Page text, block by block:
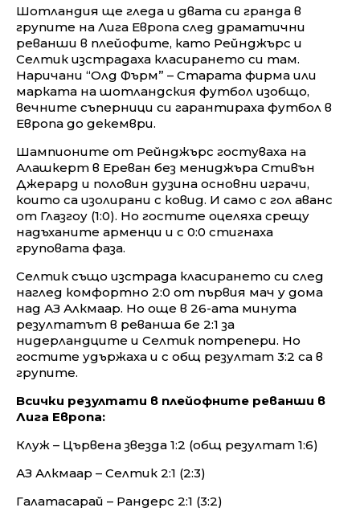
Шотландия ще гледа и двата си гранда в
групите на Лига Европа след драматични
реванши в плейофите, като Рейнджърс и
Селтик изстрадаха класирането си там.
Наричани “Олд Фърм” – Старата фирма или
марката на шотландския футбол изобщо,
вечните съперници си гарантираха футбол в
Европа до декември.
Шампионите от Рейнджърс гостуваха на
Алашкерт в Ереван без мениджъра Стивън
Джерард и половин дузина основни играчи,
които са изолирани с ковид. И само с гол аванс
от Глазгоу (1:0). Но гостите оцеляха срещу
надъханите арменци и с 0:0 стигнаха
груповата фаза.
Селтик също изстрада класирането си след
наглед комфортно 2:0 от първия мач у дома
над АЗ Алкмаар. Но още в 26-ата минута
резултатът в реванша бе 2:1 за
нидерландците и Селтик потрепери. Но
гостите удържаха и с общ резултат 3:2 са в
групите.
Всички резултати в плейофните реванши в
Лига Европа:
Клуж – Цървена звезда 1:2 (общ резултат 1:6)
АЗ Алкмаар – Селтик 2:1 (2:3)
Галатасарай – Рандерс 2:1 (3:2)